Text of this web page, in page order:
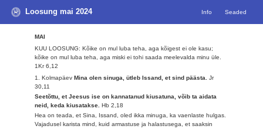
Loosung mai 2024 Info Seaded
MAI
KUU LOOSUNG: Kõike on mul luba teha, aga kõigest ei ole kasu;
kõike on mul luba teha, aga miski ei tohi saada meelevalda minu üle.
1Kr 6,12
1. KolmapäevMina olen sinuga, ütleb Issand, et sind päästa.Jr
30,11
Seetõttu, et Jeesus ise on kannatanud kiusatuna, võib ta aidata
neid, keda kiusatakse.Hb 2,18
Hea on teada, et Sina, Issand, oled ikka minuga, ka vaenlaste hulgas.
Vajadusel karista mind, kuid armastuse ja halastusega, et saaksin